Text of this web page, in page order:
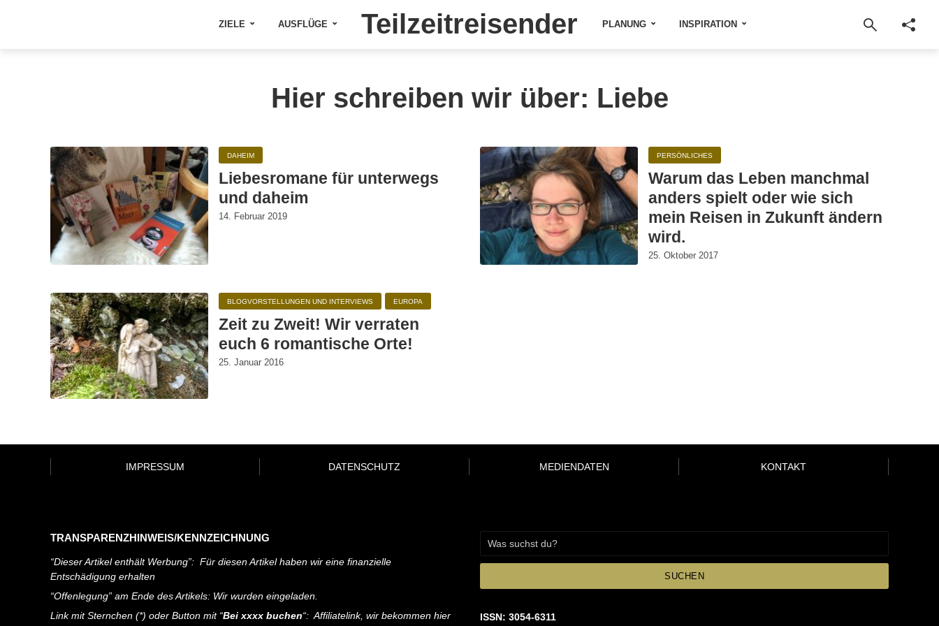
ZIELE AUSFLÜGE Teilzeitreisender PLANUNG INSPIRATION
Hier schreiben wir über: Liebe
DAHEIM
Liebesromane für unterwegs
und daheim
14. Februar 2019
PERSÖNLICHES
Warum das Leben manchmal
anders spielt oder wie sich
mein Reisen in Zukunft ändern
wird.
25. Oktober 2017
BLOGVORSTELLUNGEN UND INTERVIEWS EUROPA
Zeit zu Zweit! Wir verraten
euch 6 romantische Orte!
25. Januar 2016
IMPRESSUM DATENSCHUTZ MEDIENDATEN KONTAKT
TRANSPARENZHINWEIS/KENNZEICHNUNG
“Dieser Artikel enthält Werbung”: Für diesen Artikel haben wir eine finanzielle
Entschädigung erhalten
“Offenlegung” am Ende des Artikels: Wir wurden eingeladen.
Link mit Sternchen (*) oder Button mit “Bei xxxx buchen“: Affiliatelink, wir bekommen hier
SUCHEN
ISSN: 3054-6311